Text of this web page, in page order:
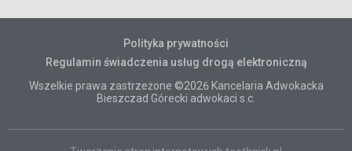
Polityka prywatności
Regulamin świadczenia usług drogą elektroniczną
Wszelkie prawa zastrzeżone ©2026 Kancelaria Adwokacka
Bieszczad Górecki adwokaci s.c.